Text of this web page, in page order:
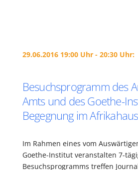
29.06.2016 19:00 Uhr - 20:30 Uhr:
Besuchsprogramm des
Amts und des Goethe-
Begegnung im Afrikahaus
Im Rahmen eines vom
Goethe-Institut veranstalten 7-
Besuchsprogramms treffen